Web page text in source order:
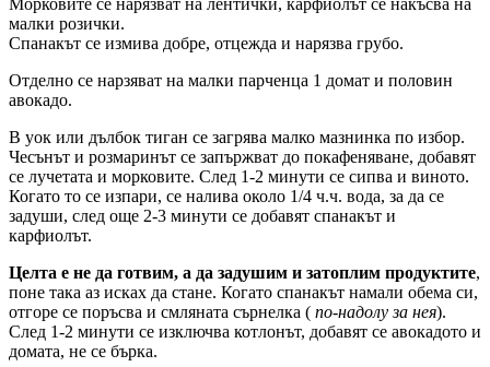
малки розички.
Спанакът се измива добре, отцежда и нарязва грубо.
Отделно се нарзяват на малки парченца 1 домат и половин
авокадо.
В уок или дълбок тиган се загрява малко мазнинка по избор.
Чесънът и розмаринът се запържват до покафеняване, добавят
се лучетата и морковите. След 1-2 минути се сипва и виното.
Когато то се изпари, се налива около 1/4 ч.ч. вода, за да се
задуши, след още 2-3 минути се добавят спанакът и
карфиолът.
Целта е не да готвим, а да задушим и затоплим продуктите,
поне така аз исках да стане. Когато спанакът намали обема си,
отгоре се поръсва и смляната сърнелка ( по-надолу за нея).
След 1-2 минути се изключва котлонът, добавят се авокадото и
домата, не се бърка.